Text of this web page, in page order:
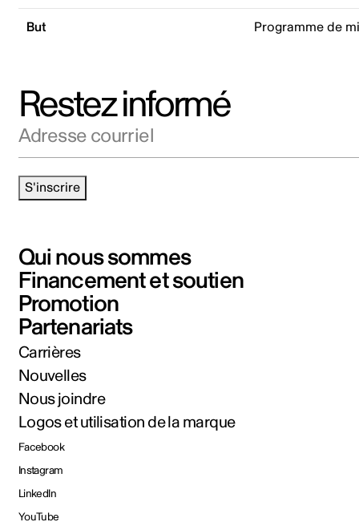
But Programme de
Restez informé
S'inscrire
Qui nous sommes
Financement et soutien
Promotion
Partenariats
Carrières
Nouvelles
Nous joindre
Logos et utilisation de la marque
Facebook
Instagram
LinkedIn
YouTube